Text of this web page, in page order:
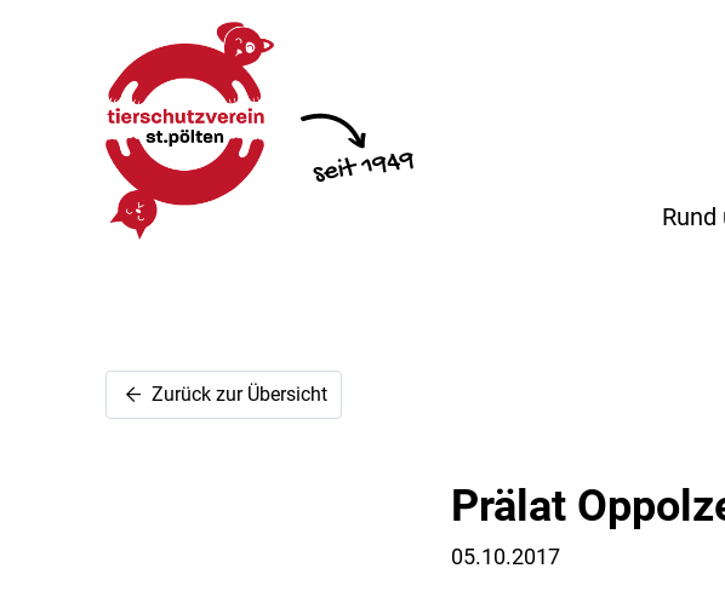
Zurück zur Übersicht
Prälat
05.10.2017